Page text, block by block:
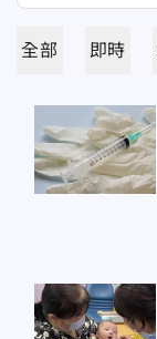
全部 即時